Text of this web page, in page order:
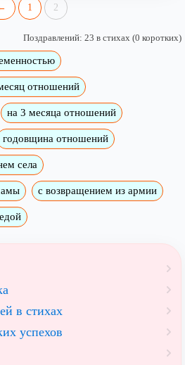
1 2
Поздравлений: 23 в стихах (0 коротких)
отношений
на 3 месяца отношений
годовщина отношений
села
с возвращением из армии
в стихах
успехов